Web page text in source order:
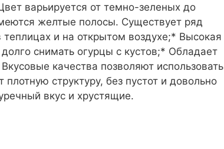
варьируется от темно-зеленых до
желтые полосы. Существует ряд
и на открытом воздухе;* Высокая
снимать огурцы с кустов;* Обладает
качества позволяют использовать
структуру, без пустот и довольно
вкус и хрустящие.